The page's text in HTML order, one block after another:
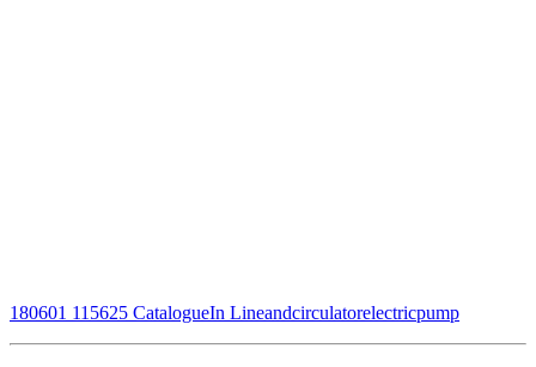
180601 115625 CatalogueIn Lineandcirculatorelectricpump